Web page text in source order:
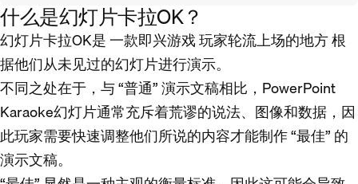
什么是幻灯片卡拉OK？
幻灯片卡拉OK是一款即兴游戏玩家轮流上场的地方根
据他们从未见过的幻灯片进行演示。
不同之处在于，与 “普通” 演示文稿相比，PowerPoint
Karaoke幻灯片通常充斥着荒谬的说法、图像和数据，因
此玩家需要快速调整他们所说的内容才能制作 “最佳” 的
演示文稿。